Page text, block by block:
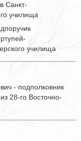
Санкт-
училища
училища
- подполковник
28-го Восточно-